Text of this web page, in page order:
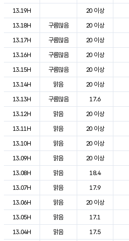
13.19H
20 이상
13.18H
구름많음 20 이상
13.17H
구름많음 20 이상
13.16H
구름많음 20 이상
13.15H
구름많음 20 이상
13.14H
맑음 20 이상
13.13H
구름많음 17.6
13.12H
맑음 20 이상
13.11H
맑음 20 이상
13.10H
맑음 20 이상
13.09H
맑음 20 이상
13.08H
맑음 18.4
13.07H
맑음 17.9
13.06H
맑음 20 이상
13.05H
맑음 17.1
13.04H
맑음 17.5